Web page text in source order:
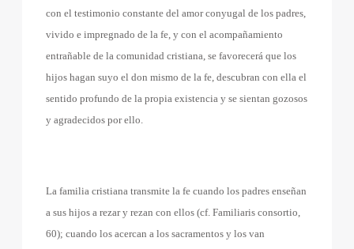
con el testimonio constante del amor conyugal de los padres,
vivido e impregnado de la fe, y con el acompañamiento
entrañable de la comunidad cristiana, se favorecerá que los
hijos hagan suyo el don mismo de la fe, descubran con ella el
sentido profundo de la propia existencia y se sientan gozosos
y agradecidos por ello.
La familia cristiana transmite la fe cuando los padres enseñan
a sus hijos a rezar y rezan con ellos (cf. Familiaris consortio,
60); cuando los acercan a los sacramentos y los van